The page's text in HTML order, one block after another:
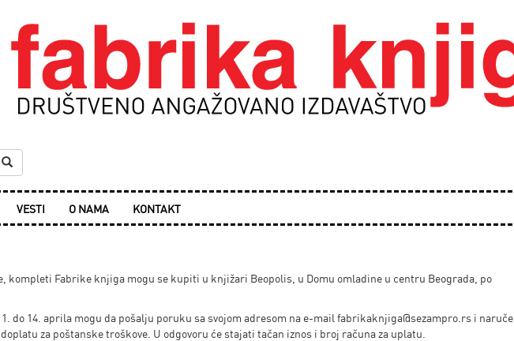
VESTI O NAMA KONTAKT
kompleti Fabrike knjiga mogu se kupiti u knjižari Beopolis, u Domu omladine u centru Beograda, po
do 14. aprila mogu da pošalju poruku sa svojom adresom na e-mail fabrikaknjiga@sezampro.rs i naruče
za poštanske troškove. U odgovoru će stajati tačan iznos i broj računa za uplatu.